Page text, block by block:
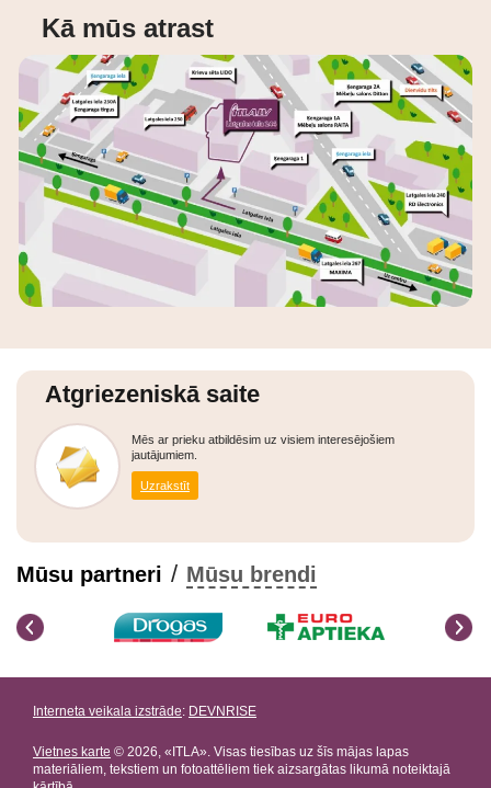
Kā mūs atrast
Mūsu partneri / Mūsu brendi
Atgriezeniskā saite
Mēs ar prieku atbildēsim uz visiem interesējošiem
jautājumiem.
Uzrakstīt
Interneta veikala izstrāde: DEVNRISE
Vietnes karte © 2026, «ITLA». Visas tiesības uz šīs mājas lapas
materiāliem, tekstiem un fotoattēliem tiek aizsargātas likumā noteiktajā